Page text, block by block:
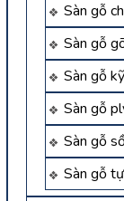
Sàn gỗ
Sàn gỗ
Sàn gỗ
Sàn gỗ
Sàn gỗ
Sàn gỗ